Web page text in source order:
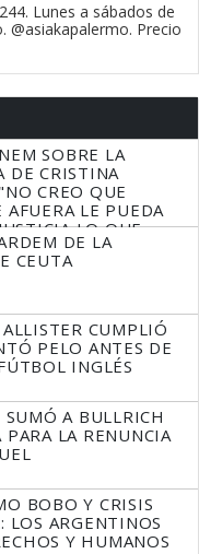
Lunes a sábados de
@asiakapalermo. Precio
SOBRE LA
DE CRISTINA
CREO QUE
AFUERA LE PUEDA
LO QUE
DE LA
CEUTA
CUMPLIÓ
PELO ANTES DE
INGLÉS
A BULLRICH
PARA LA RENUNCIA
BOBO Y CRISIS
LOS ARGENTINOS
Y HUMANOS